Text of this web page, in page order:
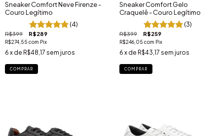
Sneaker Comfort Neve Firenze -
Couro Legítimo
(4)
R$399 R$289
R$274,55 com Pix
6 x de R$48,17 sem juros
COMPRAR
Sneaker Comfort Gelo
Craquelê - Couro Legítimo
(3)
R$399 R$259
R$246,05 com Pix
6 x de R$43,17 sem juros
COMPRAR